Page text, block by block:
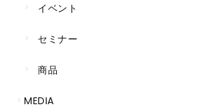
イベント
セミナー
商品
MEDIA